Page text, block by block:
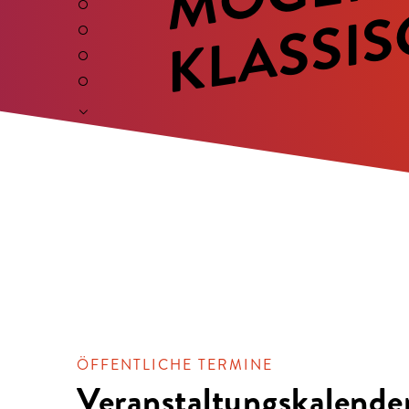
ÖFFENTLICHE TERMINE